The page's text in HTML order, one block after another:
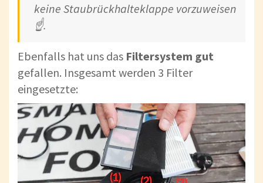
keine Staubrückhalteklappe vorzuweisen
☝.
Ebenfalls hat uns das Filtersystem gut
gefallen. Insgesamt werden 3 Filter
eingesetzte: